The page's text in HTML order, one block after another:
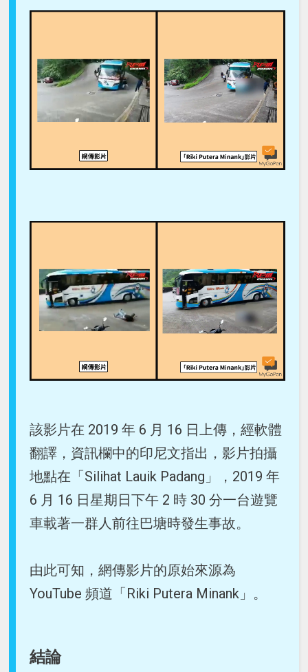
該影片在 2019 年 6 月 16 日上傳，經軟體
翻譯，資訊欄中的印尼文指出，影片拍攝
地點在「Silihat Lauik Padang」，2019 年
6 月 16 日星期日下午 2 時 30 分一台遊覽
車載著一群人前往巴塘時發生事故。
由此可知，網傳影片的原始來源為
YouTube 頻道「Riki Putera Minank」。
結論